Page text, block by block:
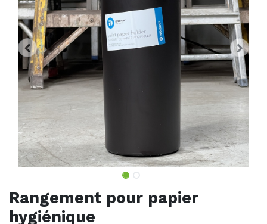
Rangement pour papier
hygiénique